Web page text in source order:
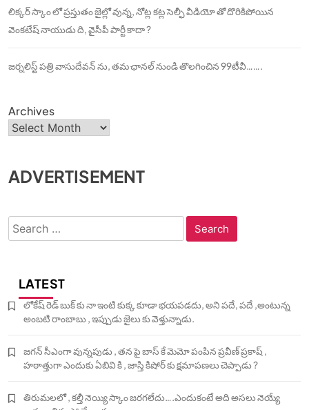
లిక్కర్ స్కాం లో ప్రస్తుతం జైల్లో వున్న, నోట్ల కట్ల సెల్ఫీ వీడియో తో దొరికిపోయిన
వెంకటేష్ నాయుడు ది, వైసీపీ పార్టీ కాదా ?
జర్నలిస్ట్ పత్రి వాసుదేవన్ ను, తమ ఛానల్ నుండి తొలగించిన 99టీవీ…….
Archives
ADVERTISEMENT
Search
for:
LATEST
లోకేష్ రెడ్ బుక్ కు నా ఇంటి కుక్క కూడా భయపడదు, అని పదే, పదే ,అంటున్న
అంబటి రాంబాబు , ఇప్పుడు జైలు కు వెళ్తున్నాడు.
జగన్ సీఎంగా వున్నపుడు , తన పై బాస్ కే మెమో పంపిన ప్రవీణ్ ప్రకాష్ ,
హఠాత్తుగా ఎందుకు ఏబివి కి , జాస్తి కిషోర్ కు క్షమాపణలు చెప్పాడు ?
తిరుమలలో , కల్తీ నెయ్యి స్కాం జరగలేదు….ఎందుకంటే అది అసలు నెయ్యే